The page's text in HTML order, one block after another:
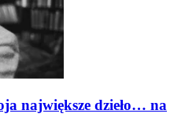
największe dzieło… na